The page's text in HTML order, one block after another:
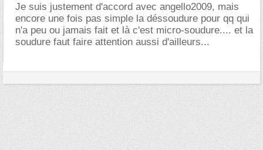
Je suis justement d'accord avec angello2009, mais
encore une fois pas simple la déssoudure pour qq qui
n'a peu ou jamais fait et là c'est micro-soudure.... et la
soudure faut faire attention aussi d'ailleurs...